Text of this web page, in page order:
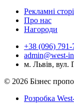
Рекламні
Про нас
Нагороди
+38 (096) 791-
admin@west-
м. Львів, вул.
© 2026 Бізнес
Розробка